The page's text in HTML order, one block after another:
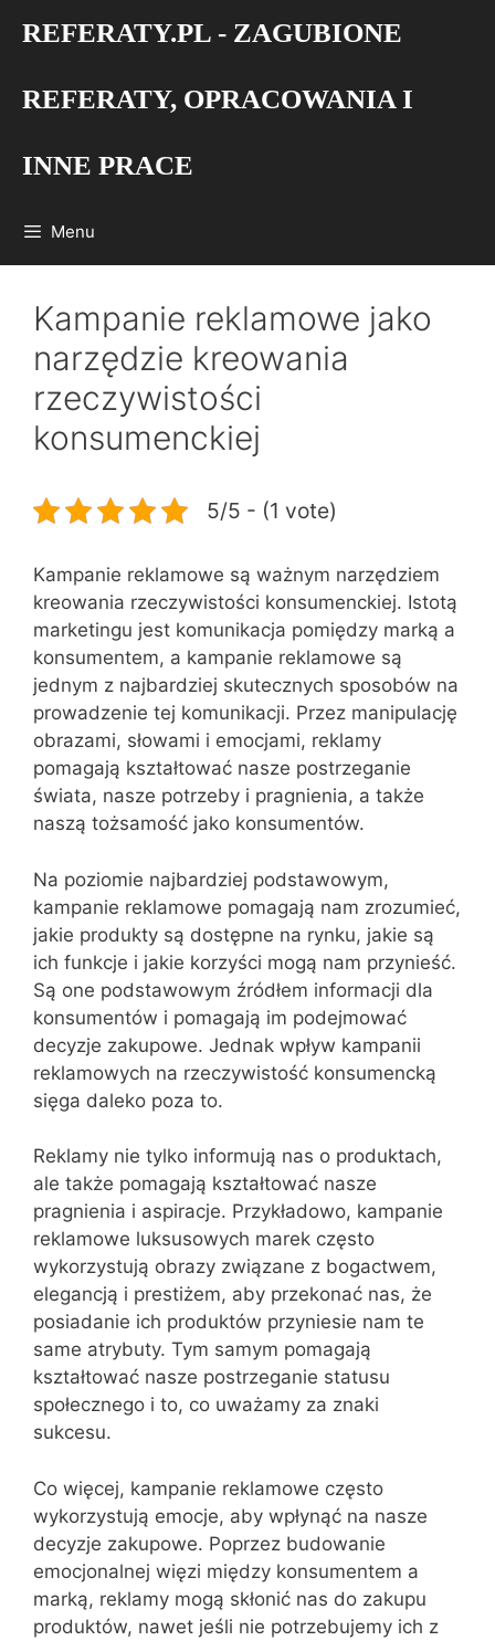
REFERATY.PL - ZAGUBIONE
REFERATY, OPRACOWANIA I
INNE PRACE
Menu
Kampanie reklamowe jako
narzędzie kreowania
rzeczywistości
konsumenckiej
5/5 - (1 vote)
Kampanie reklamowe są ważnym narzędziem
kreowania rzeczywistości konsumenckiej. Istotą
marketingu jest komunikacja pomiędzy marką a
konsumentem, a kampanie reklamowe są
jednym z najbardziej skutecznych sposobów na
prowadzenie tej komunikacji. Przez manipulację
obrazami, słowami i emocjami, reklamy
pomagają kształtować nasze postrzeganie
świata, nasze potrzeby i pragnienia, a także
naszą tożsamość jako konsumentów.
Na poziomie najbardziej podstawowym,
kampanie reklamowe pomagają nam zrozumieć,
jakie produkty są dostępne na rynku, jakie są
ich funkcje i jakie korzyści mogą nam przynieść.
Są one podstawowym źródłem informacji dla
konsumentów i pomagają im podejmować
decyzje zakupowe. Jednak wpływ kampanii
reklamowych na rzeczywistość konsumencką
sięga daleko poza to.
Reklamy nie tylko informują nas o produktach,
ale także pomagają kształtować nasze
pragnienia i aspiracje. Przykładowo, kampanie
reklamowe luksusowych marek często
wykorzystują obrazy związane z bogactwem,
elegancją i prestiżem, aby przekonać nas, że
posiadanie ich produktów przyniesie nam te
same atrybuty. Tym samym pomagają
kształtować nasze postrzeganie statusu
społecznego i to, co uważamy za znaki
sukcesu.
Co więcej, kampanie reklamowe często
wykorzystują emocje, aby wpłynąć na nasze
decyzje zakupowe. Poprzez budowanie
emocjonalnej więzi między konsumentem a
marką, reklamy mogą skłonić nas do zakupu
produktów, nawet jeśli nie potrzebujemy ich z